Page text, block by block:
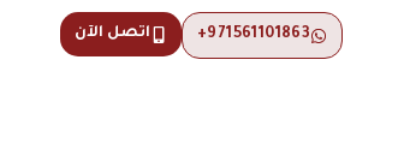
اتصل الآن 971561101863+